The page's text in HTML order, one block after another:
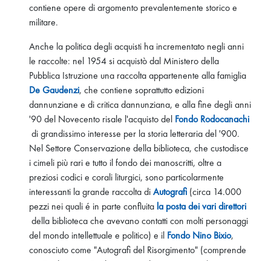
contiene opere di argomento prevalentemente storico e
militare.
Anche la politica degli acquisti ha incrementato negli anni
le raccolte: nel 1954 si acquistò dal Ministero della
Pubblica Istruzione una raccolta appartenente alla famiglia
De Gaudenzi, che contiene soprattutto edizioni
dannunziane e di critica dannunziana, e alla fine degli anni
'90 del Novecento risale l'acquisto del Fondo Rodocanachi
di grandissimo interesse per la storia letteraria del '900.
Nel Settore Conservazione della biblioteca, che custodisce
i cimeli più rari e tutto il fondo dei manoscritti, oltre a
preziosi codici e corali liturgici, sono particolarmente
interessanti la grande raccolta diAutografi (circa 14.000
pezzi nei quali é in parte confluita la posta dei vari direttori
della biblioteca che avevano contatti con molti personaggi
del mondo intellettuale e politico) e il Fondo Nino Bixio,
conosciuto come "Autografi del Risorgimento" (comprende